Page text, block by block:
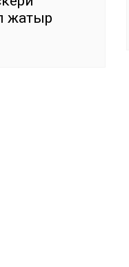
жатыр